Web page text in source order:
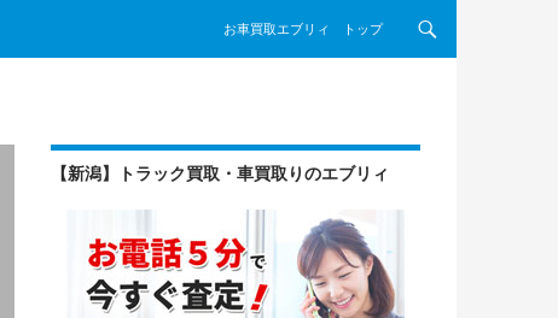
お車買取エブリィ トップ
【新潟】トラック買取・車買取りのエブリィ